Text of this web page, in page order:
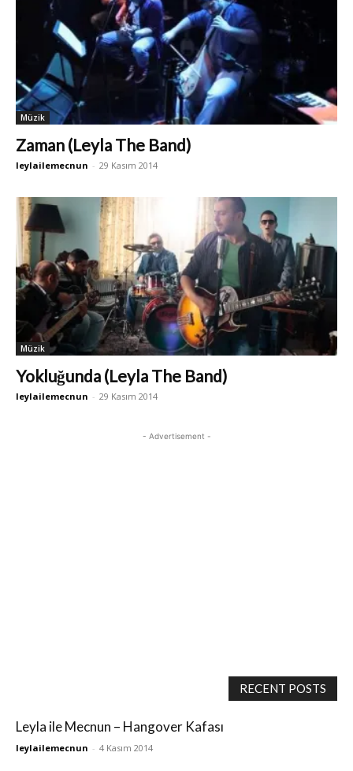
Müzik
Zaman (Leyla The Band)
leylailemecnun - 29 Kasım 2014
Müzik
Yokluğunda (Leyla The Band)
leylailemecnun - 29 Kasım 2014
- Advertisement -
RECENT POSTS
Leyla ile Mecnun – Hangover Kafası
leylailemecnun - 4 Kasım 2014